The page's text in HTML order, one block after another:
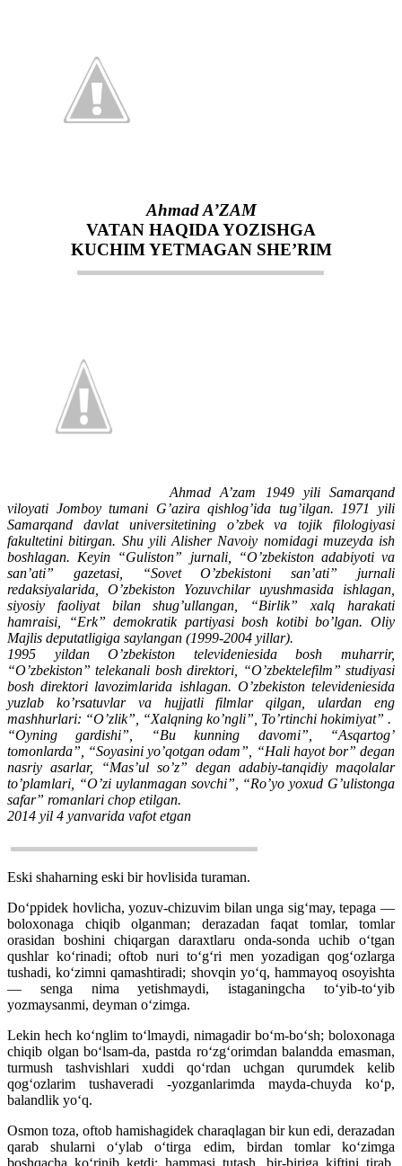
Ahmad A’ZAM
VATAN HAQIDA YOZISHGA
KUCHIM YETMAGAN SHE’RIM
Ahmad A’zam 1949 yili Samarqand
viloyati Jomboy tumani G’azira qishlog’ida tug’ilgan. 1971 yili
Samarqand davlat universitetining o’zbek va tojik filologiyasi
fakultetini bitirgan. Shu yili Alisher Navoiy nomidagi muzeyda ish
boshlagan. Keyin “Guliston” jurnali, “O’zbekiston adabiyoti va
san’ati” gazetasi, “Sovet O’zbekistoni san’ati” jurnali
redaksiyalarida, O’zbekiston Yozuvchilar uyushmasida ishlagan,
siyosiy faoliyat bilan shug’ullangan, “Birlik” xalq harakati
hamraisi, “Erk” demokratik partiyasi bosh kotibi bo’lgan. Oliy
Majlis deputatligiga saylangan (1999-2004 yillar).
1995 yildan O’zbekiston televideniesida bosh muharrir,
“O’zbekiston” telekanali bosh direktori, “O’zbektelefilm” studiyasi
bosh direktori lavozimlarida ishlagan. O’zbekiston televideniesida
yuzlab ko’rsatuvlar va hujjatli filmlar qilgan, ulardan eng
mashhurlari: “O’zlik”, “Xalqning ko’ngli”, To’rtinchi hokimiyat” .
“Oyning gardishi”, “Bu kunning davomi”, “Asqartog’
tomonlarda”, “Soyasini yo’qotgan odam”, “Hali hayot bor” degan
nasriy asarlar, “Mas’ul so’z” degan adabiy-tanqidiy maqolalar
to’plamlari, “O’zi uylanmagan sovchi”, “Ro’yo yoxud G’ulistonga
safar” romanlari chop etilgan.
2014 yil 4 yanvarida vafot etgan
Eski shaharning eski bir hovlisida turaman.
Do‘ppidek hovlicha, yozuv-chizuvim bilan unga sig‘may, tepaga —
boloxonaga chiqib olganman; derazadan faqat tomlar, tomlar
orasidan boshini chiqargan daraxtlaru onda-sonda uchib o‘tgan
qushlar ko‘rinadi; oftob nuri to‘g‘ri men yozadigan qog‘ozlarga
tushadi, ko‘zimni qamashtiradi; shovqin yo‘q, hammayoq osoyishta
— senga nima yetishmaydi, istaganingcha to‘yib-to‘yib
yozmaysanmi, deyman o‘zimga.
Lekin hech ko‘nglim to‘lmaydi, nimagadir bo‘m-bo‘sh; boloxonaga
chiqib olgan bo‘lsam-da, pastda ro‘zg‘orimdan balandda emasman,
turmush tashvishlari xuddi qo‘rdan uchgan qurumdek kelib
qog‘ozlarim tushaveradi -yozganlarimda mayda-chuyda ko‘p,
balandlik yo‘q.
Osmon toza, oftob hamishagidek charaqlagan bir kun edi, derazadan
qarab shularni o‘ylab o‘tirga edim, birdan tomlar ko‘zimga